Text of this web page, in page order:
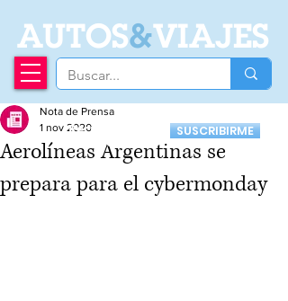
AUTOS&VIAJES
Recibí nuestro
Newsletter
SUSCRIBIRME
Aerolíneas Argentinas se
prepara para el cybermonday
Nota de Prensa
1 nov 2020